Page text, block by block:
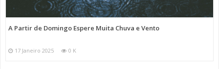
A Partir de Domingo Espere Muita Chuva e Vento
17 Janeiro 2025 0 K